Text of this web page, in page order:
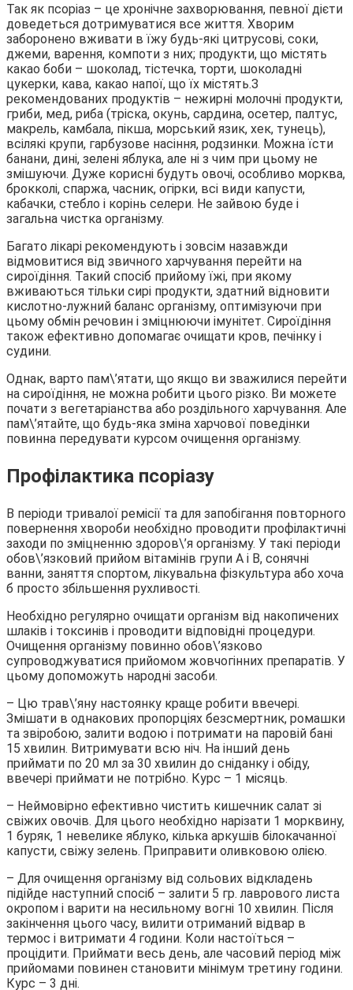
Так як псоріаз – це хронічне захворювання, певної дієти
доведеться дотримуватися все життя. Хворим
заборонено вживати в їжу будь-які цитрусові, соки,
джеми, варення, компоти з них; продукти, що містять
какао боби – шоколад, тістечка, торти, шоколадні
цукерки, кава, какао напої, що їх містять.З
рекомендованих продуктів – нежирні молочні продукти,
гриби, мед, риба (тріска, окунь, сардина, осетер, палтус,
макрель, камбала, пікша, морський язик, хек, тунець),
всілякі крупи, гарбузове насіння, родзинки. Можна їсти
банани, дині, зелені яблука, але ні з чим при цьому не
змішуючи. Дуже корисні будуть овочі, особливо морква,
брокколі, спаржа, часник, огірки, всі види капусти,
кабачки, стебло і корінь селери. Не зайвою буде і
загальна чистка організму.
Багато лікарі рекомендують і зовсім назавжди
відмовитися від звичного харчування перейти на
сироїдіння. Такий спосіб прийому їжі, при якому
вживаються тільки сирі продукти, здатний відновити
кислотно-лужний баланс організму, оптимізуючи при
цьому обмін речовин і зміцнюючи імунітет. Сироїдіння
також ефективно допомагає очищати кров, печінку і
судини.
Однак, варто пам\’ятати, що якщо ви зважилися перейти
на сироїдіння, не можна робити цього різко. Ви можете
почати з вегетаріанства або роздільного харчування. Але
пам\’ятайте, що будь-яка зміна харчової поведінки
повинна передувати курсом очищення організму.
Профілактика псоріазу
В періоди тривалої ремісії та для запобігання повторного
повернення хвороби необхідно проводити профілактичні
заходи по зміцненню здоров\’я організму. У такі періоди
обов\’язковий прийом вітамінів групи A і B, сонячні
ванни, заняття спортом, лікувальна фізкультура або хоча
б просто збільшення рухливості.
Необхідно регулярно очищати організм від накопичених
шлаків і токсинів і проводити відповідні процедури.
Очищення організму повинно обов\’язково
супроводжуватися прийомом жовчогінних препаратів. У
цьому допоможуть народні засоби.
– Цю трав\’яну настоянку краще робити ввечері.
Змішати в однакових пропорціях безсмертник, ромашки
та звіробою, залити водою і потримати на паровій бані
15 хвилин. Витримувати всю ніч. На інший день
приймати по 20 мл за 30 хвилин до сніданку і обіду,
ввечері приймати не потрібно. Курс – 1 місяць.
– Неймовірно ефективно чистить кишечник салат зі
свіжих овочів. Для цього необхідно нарізати 1 морквину,
1 буряк, 1 невелике яблуко, кілька аркушів білокачанної
капусти, свіжу зелень. Приправити оливковою олією.
– Для очищення організму від сольових відкладень
підійде наступний спосіб – залити 5 гр. лаврового листа
окропом і варити на несильному вогні 10 хвилин. Після
закінчення цього часу, вилити отриманий відвар в
термос і витримати 4 години. Коли настоїться –
процідити. Приймати весь день, але часовий період між
прийомами повинен становити мінімум третину години.
Курс – 3 дні.